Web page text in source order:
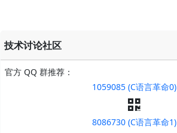
技术讨论社区
官方 QQ 群推荐：
1059085 (C语言革命0)
8086730 (C语言革命1)